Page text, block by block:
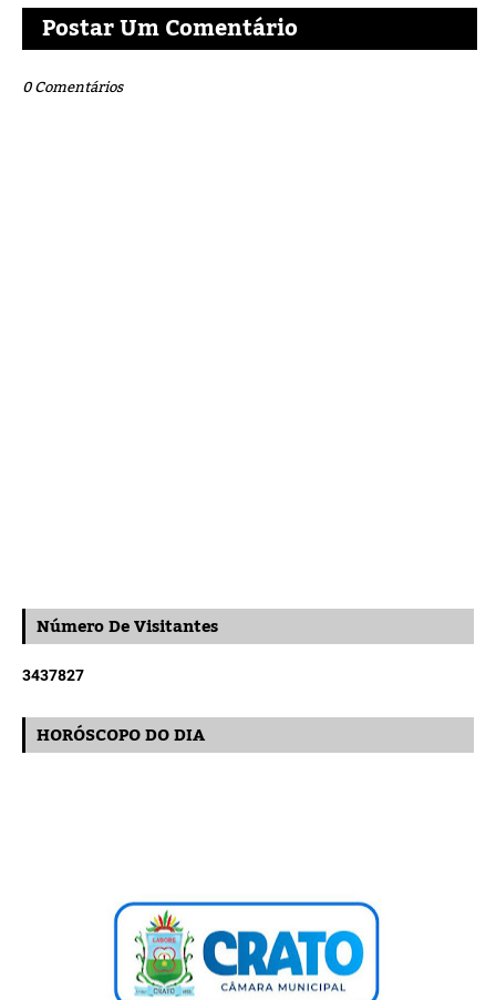
Postar Um Comentário
0 Comentários
Número De Visitantes
3437827
HORÓSCOPO DO DIA